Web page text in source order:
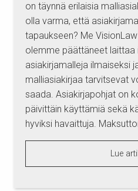
on täynnä erilaisia
olla varma, että
tapaukseen? Me
olemme päättäneet
asiakirjamalleja ilmaiseksi
malliasiakirjaa tarvitsevat
saada. Asiakirjapohjat on
päivittäin käyttämiä sekä
hyviksi havaittuja.
Lue